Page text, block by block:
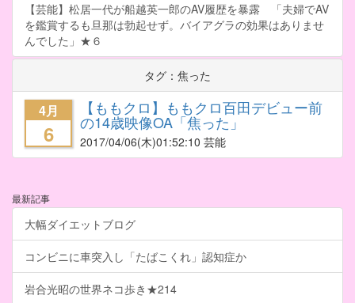
【芸能】松居一代が船越英一郎のAV履歴を暴露 「夫婦でAV
を鑑賞するも旦那は勃起せず。バイアグラの効果はありませ
んでした」★６
タグ：焦った
4月
6
【ももクロ】ももクロ百田デビュー前
の14歳映像OA「焦った」
2017/04/06(木)01:52:10 芸能
最新記事
大幅ダイエットブログ
コンビニに車突入し「たばこくれ」認知症か
岩合光昭の世界ネコ歩き★214